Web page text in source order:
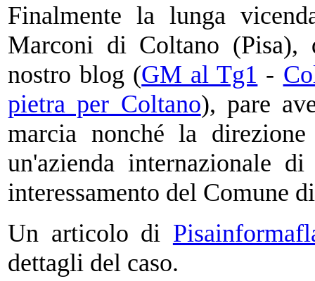
Finalmente la lunga
Marconi di Coltano (Pisa),
nostro blog (GM al Tg1 -
pietra per Coltano), pare
marcia nonché la
un'azienda internazionale
interessamento del Comune
Un articolo di
dettagli del caso.